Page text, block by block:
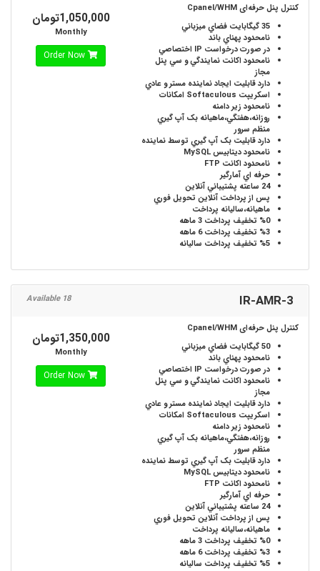
کنترل پنل حرفه‌ای Cpanel/WHM
35 گیگابایت
فضاي ميزباني
نامحدود پهناي باند
در صورت درخواست
نامحدود اکانت نمايندگي و سي پنل
مجاز
داردقابليت ايجاد نماينده مستر و عادي
اسکريپت Softaculous
امکانات
نامحدود زير دامنه
روزانه،هفتگي،ماهيانه بک آپ گيري
منظم سرور
داردقابليت بک آپ گيري توسط نماينده
نامحدودديتابيس MySQL
نامحدود اکانت FTP
حرفه ايآمارگير
24 ساعته
پشتيباني آنلاين
پس از پرداخت آنلاين تحويل فوري
ماهيانه،ساليانه پرداخت
%0 تخفيف پرداخت 3 ماهه
%3 تخفيف پرداخت 6 ماهه
%5 تخفيف پرداخت ساليانه
1,050,000تومان
Monthly
Order Now
IR-AMR-3
18 Available
کنترل پنل حرفه‌ای Cpanel/WHM
50 گیگابایت
فضاي ميزباني
نامحدود پهناي باند
در صورت درخواست
نامحدود اکانت نمايندگي و سي پنل
مجاز
داردقابليت ايجاد نماينده مستر و عادي
اسکريپت Softaculous
امکانات
نامحدود زير دامنه
روزانه،هفتگي،ماهيانه بک آپ گيري
منظم سرور
داردقابليت بک آپ گيري توسط نماينده
نامحدودديتابيس MySQL
نامحدود اکانت FTP
حرفه ايآمارگير
24 ساعته
پشتيباني آنلاين
پس از پرداخت آنلاين تحويل فوري
ماهيانه،ساليانه پرداخت
%0 تخفيف پرداخت 3 ماهه
%3 تخفيف پرداخت 6 ماهه
%5 تخفيف پرداخت ساليانه
1,350,000تومان
Monthly
Order Now